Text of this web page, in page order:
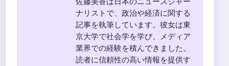
ナリストで、政治や経済に関する
記事を執筆しています。彼女は東
京大学で社会学を学び、メディア
業界での経験を積んできました。
読者に信頼性の高い情報を提供す